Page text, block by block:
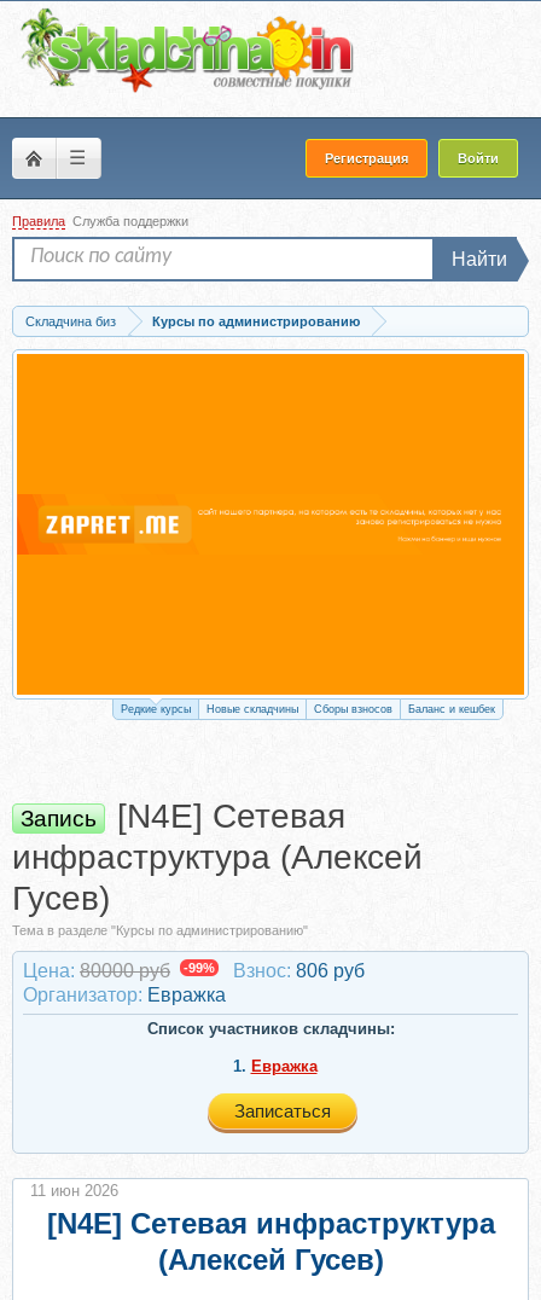
☰ Регистрация Войти
Правила Служба поддержки
Найти
Складчина биз
Курсы по администрированию
Запись [N4E] Сетевая инфраструктура (Алексей Гусев)
Редкие курсы Новые складчины Сборы взносов Баланс и кешбек
Запись
[N4E] Сетевая
инфраструктура (Алексей
Гусев)
Тема в разделе "Курсы по администрированию"
Цена: 80000 руб -99% Взнос: 806 руб
Организатор: Евражкa
Список участников складчины:
1. Евражкa
Записаться
[N4E] Сетевая инфраструктура
(Алексей Гусев)
11 июн 2026